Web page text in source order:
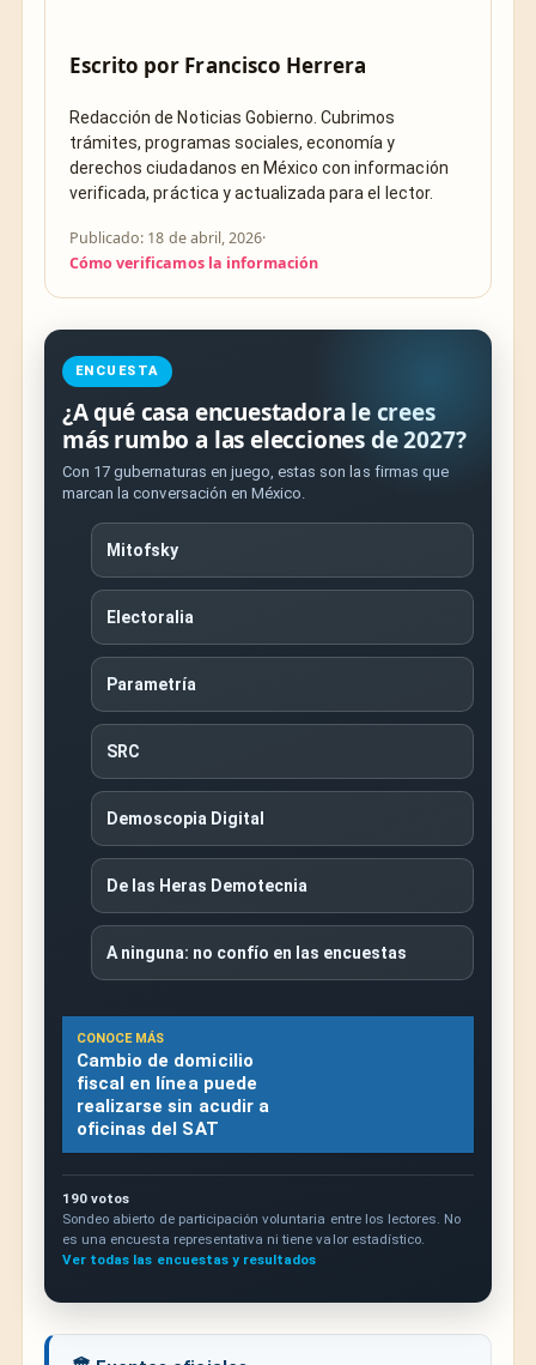
Escrito por Francisco Herrera
Redacción de Noticias Gobierno. Cubrimos
trámites, programas sociales, economía y
derechos ciudadanos en México con información
verificada, práctica y actualizada para el lector.
Publicado: 18 de abril, 2026·
Cómo verificamos la información
ENCUESTA
¿A qué casa encuestadora le crees
más rumbo a las elecciones de 2027?
Con 17 gubernaturas en juego, estas son las firmas que
marcan la conversación en México.
Mitofsky
Electoralia
Parametría
SRC
Demoscopia Digital
De las Heras Demotecnia
A ninguna: no confío en las encuestas
CONOCE MÁS
Cambio de domicilio
fiscal en línea puede
realizarse sin acudir a
oficinas del SAT
190 votos
Sondeo abierto de participación voluntaria entre los lectores. No
es una encuesta representativa ni tiene valor estadístico.
Ver todas las encuestas y resultados